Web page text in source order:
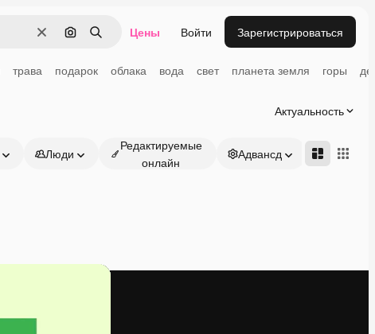
ОчиститьПоиск по изображению
Поиск Цены Войти Зарегистрироваться
трава подарок облака вода свет планета земля горы
Актуальность
Люди
Редактируемые
онлайн
Адвансд